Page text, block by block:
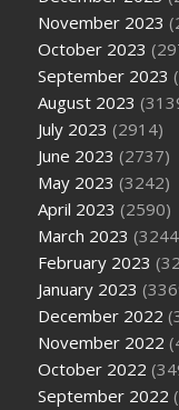
November 2023
October 2023
September 2023
August 2023
July 2023 (2914)
June 2023 (2737)
May 2023 (3242)
April 2023 (2590)
March 2023
February 2023
January 2023
December 2022
November 2022
October 2022
September 2022